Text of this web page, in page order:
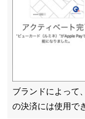
ブランドによって
の決済には使用で